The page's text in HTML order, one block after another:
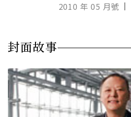
2010 年 05 月號
封面故事